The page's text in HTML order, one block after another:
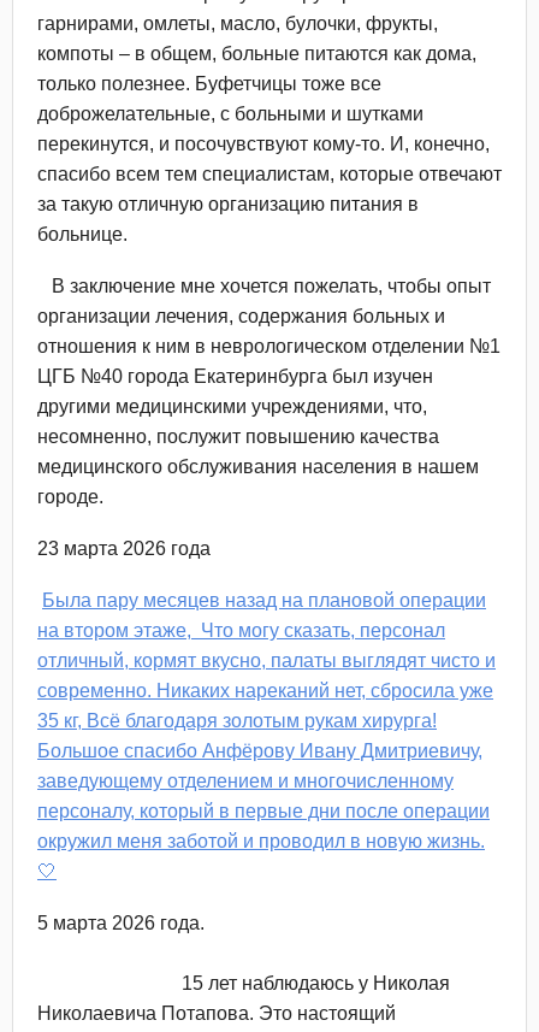
гарнирами, омлеты, масло, булочки, фрукты,
компоты – в общем, больные питаются как дома,
только полезнее. Буфетчицы тоже все
доброжелательные, с больными и шутками
перекинутся, и посочувствуют кому-то. И, конечно,
спасибо всем тем специалистам, которые отвечают
за такую отличную организацию питания в
больнице.
В заключение мне хочется пожелать, чтобы опыт
организации лечения, содержания больных и
отношения к ним в неврологическом отделении №1
ЦГБ №40 города Екатеринбурга был изучен
другими медицинскими учреждениями, что,
несомненно, послужит повышению качества
медицинского обслуживания населения в нашем
городе.
23 марта 2026 года
Была пару месяцев назад на плановой операции
на втором этаже, Что могу сказать, персонал
отличный, кормят вкусно, палаты выглядят чисто и
современно. Никаких нареканий нет, сбросила уже
35 кг, Всё благодаря золотым рукам хирурга!
Большое спасибо Анфёрову Ивану Дмитриевичу,
заведующему отделением и многочисленному
персоналу, который в первые дни после операции
окружил меня заботой и проводил в новую жизнь.
🤍
5 марта 2026 года.
15 лет наблюдаюсь у Николая
Николаевича Потапова. Это настоящий